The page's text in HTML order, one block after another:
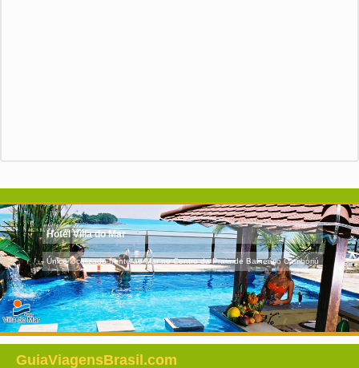
Hotel Villa do Mar
Único localizado frente ao Mar no Centro da Praia de Balneário Camboriú
GuiaViagensBrasil.com